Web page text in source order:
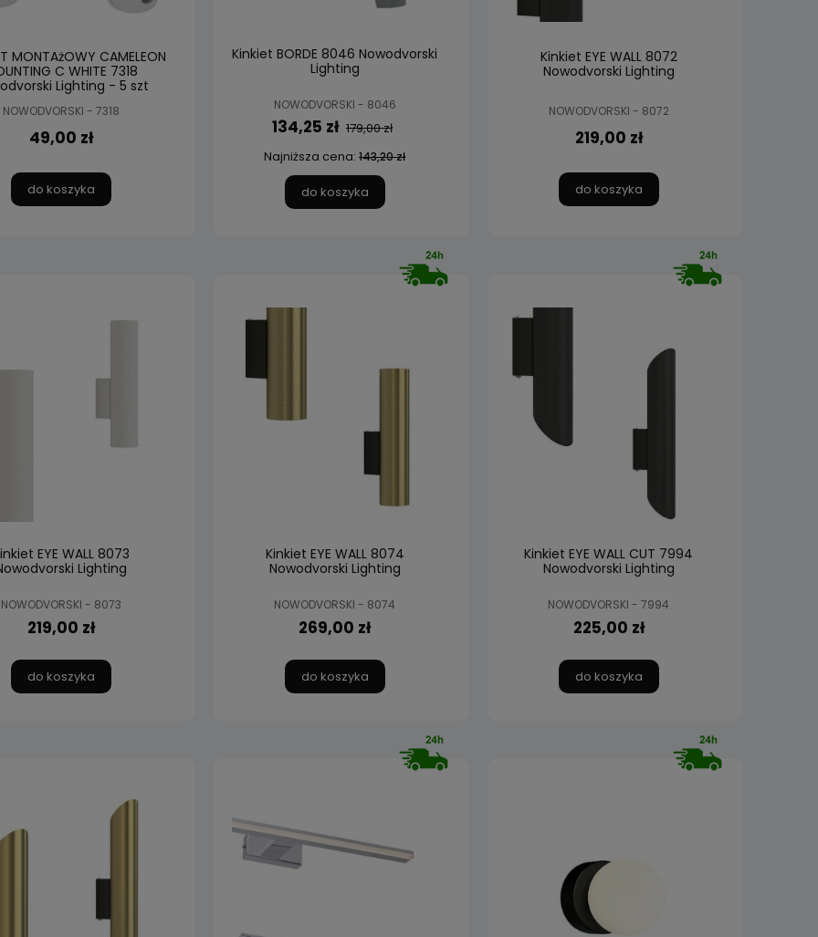
MONTAżOWY CAMELEON
C WHITE 7318
Lighting - 5 szt
NOWODVORSKI - 7318
49,00 zł
do koszyka
Kinkiet BORDE 8046 Nowodvorski
Lighting
NOWODVORSKI - 8046
134,25 zł 179,00 zł
Najniższa cena: 143,20 zł
do koszyka
Kinkiet EYE WALL 8072
Nowodvorski Lighting
NOWODVORSKI - 8072
219,00 zł
do koszyka
EYE WALL 8073
Lighting
NOWODVORSKI - 8073
219,00 zł
do koszyka
Kinkiet EYE WALL 8074
Nowodvorski Lighting
NOWODVORSKI - 8074
269,00 zł
do koszyka
Kinkiet EYE WALL CUT 7994
Nowodvorski Lighting
NOWODVORSKI - 7994
225,00 zł
do koszyka